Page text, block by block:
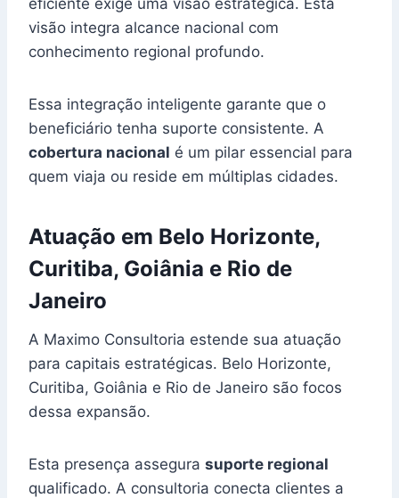
visão integra alcance nacional com
conhecimento regional profundo.
Essa integração inteligente garante que o
beneficiário tenha suporte consistente. A
cobertura nacional é um pilar essencial para
quem viaja ou reside em múltiplas cidades.
Atuação em Belo Horizonte,
Curitiba, Goiânia e Rio de
Janeiro
A Maximo Consultoria estende sua atuação
para capitais estratégicas. Belo Horizonte,
Curitiba, Goiânia e Rio de Janeiro são focos
dessa expansão.
Esta presença assegura suporte regional
qualificado. A consultoria conecta clientes a